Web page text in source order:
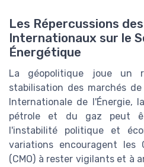
Les Répercussions
Internationaux sur le
Énergétique
La géopolitique joue un
stabilisation des marchés
Internationale de l'Énergie,
pétrole et du gaz peut
l'instabilité politique et
variations encouragent les
(CMO) à rester vigilants et à